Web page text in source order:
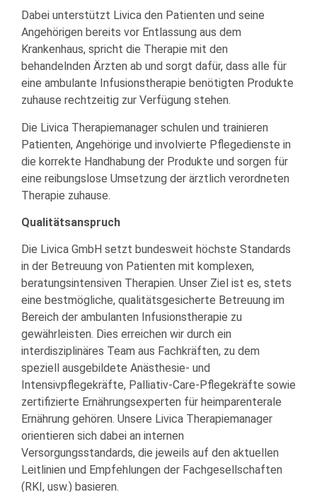
Dabei unterstützt Livica den Patienten und seine
Angehörigen bereits vor Entlassung aus dem
Krankenhaus, spricht die Therapie mit den
behandelnden Ärzten ab und sorgt dafür, dass alle für
eine ambulante Infusionstherapie benötigten Produkte
zuhause rechtzeitig zur Verfügung stehen.
Die Livica Therapiemanager schulen und trainieren
Patienten, Angehörige und involvierte Pflegedienste in
die korrekte Handhabung der Produkte und sorgen für
eine reibungslose Umsetzung der ärztlich verordneten
Therapie zuhause.
Qualitätsanspruch
Die Livica GmbH setzt bundesweit höchste Standards
in der Betreuung von Patienten mit komplexen,
beratungsintensiven Therapien. Unser Ziel ist es, stets
eine bestmögliche, qualitätsgesicherte Betreuung im
Bereich der ambulanten Infusionstherapie zu
gewährleisten. Dies erreichen wir durch ein
interdisziplinäres Team aus Fachkräften, zu dem
speziell ausgebildete Anästhesie- und
Intensivpflegekräfte, Palliativ-Care-Pflegekräfte sowie
zertifizierte Ernährungsexperten für heimparenterale
Ernährung gehören. Unsere Livica Therapiemanager
orientieren sich dabei an internen
Versorgungsstandards, die jeweils auf den aktuellen
Leitlinien und Empfehlungen der Fachgesellschaften
(RKI, usw.) basieren.